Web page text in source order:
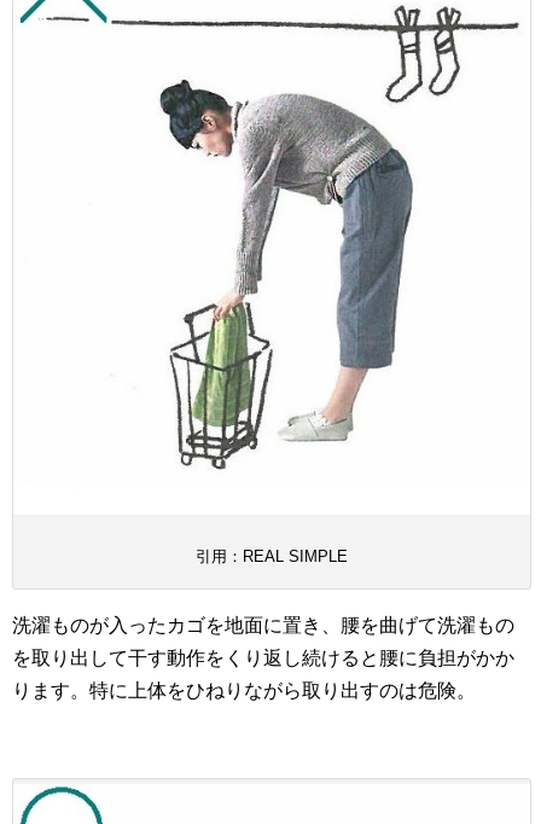
引用：REAL SIMPLE
洗濯ものが入ったカゴを地面に置き、腰を曲げて洗濯もの
を取り出して干す動作をくり返し続けると腰に負担がかか
ります。特に上体をひねりながら取り出すのは危険。